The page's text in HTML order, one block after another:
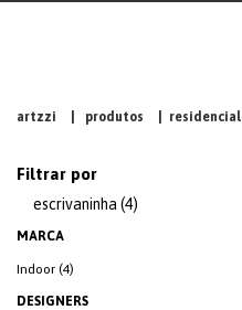
artzzi produtos residencial
Filtrar por
escrivaninha (4)
MARCA
Indoor (4)
DESIGNERS